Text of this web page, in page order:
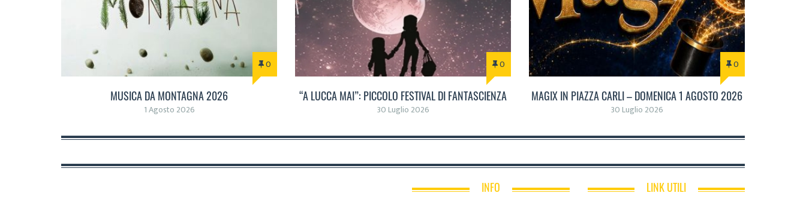
0
MUSICA DA MONTAGNA 2026
1 Agosto 2026
0
“A LUCCA MAI”: PICCOLO FESTIVAL DI FANTASCIENZA
30 Luglio 2026
0
MAGIX IN PIAZZA CARLI – DOMENICA 1 AGOSTO 2026
30 Luglio 2026
INFO LINK UTILI